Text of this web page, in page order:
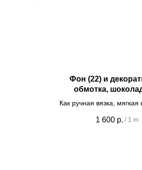
Фон (22) и
обмотка,
Как ручная вязка, мягкая
150см
1 600 р. / 1 m